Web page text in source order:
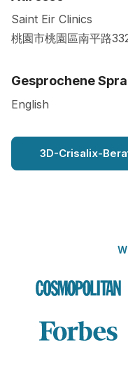
Saint Eir Clinics
桃園市桃園區南平路
Gesprochene
English
3D-Crisalix-